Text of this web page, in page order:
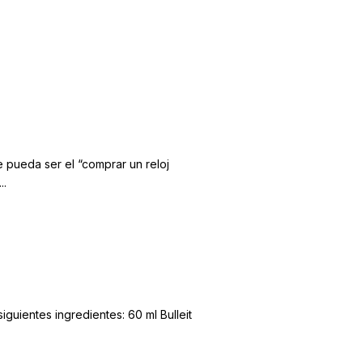
ser el “comprar un reloj
ingredientes: 60 ml Bulleit